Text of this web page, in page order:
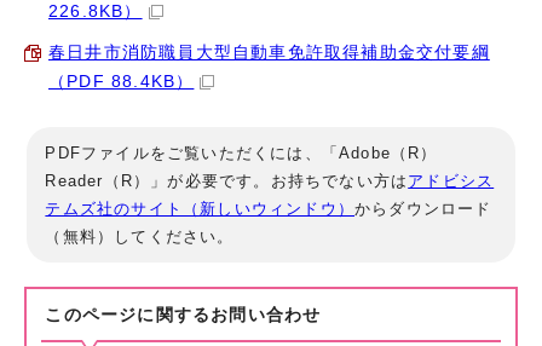
226.8KB）
春日井市消防職員大型自動車免許取得補助金交付要綱
（PDF 88.4KB）
PDFファイルをご覧いただくには、「Adobe（R）
Reader（R）」が必要です。お持ちでない方は アドビシス
テムズ社のサイト（新しいウィンドウ）からダウンロード
（無料）してください。
このページに関する お問い合わせ